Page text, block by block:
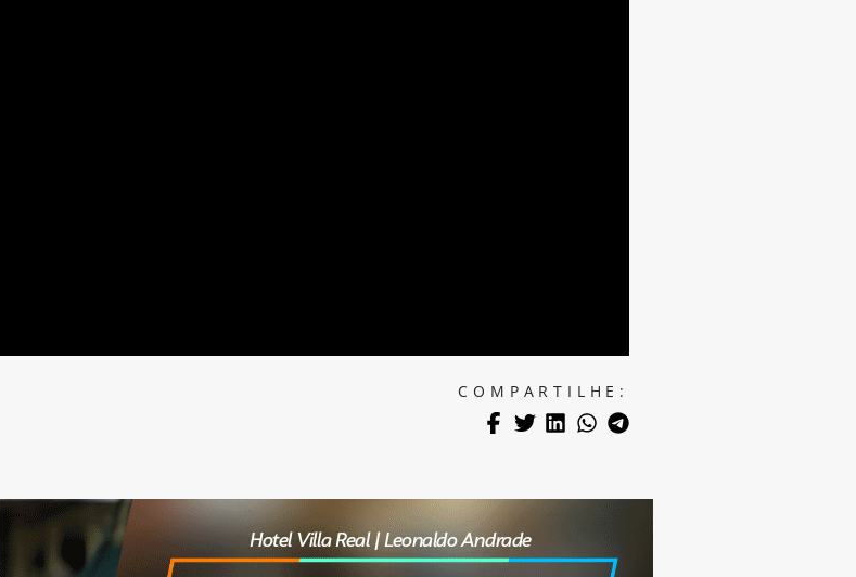
COMPARTILHE: